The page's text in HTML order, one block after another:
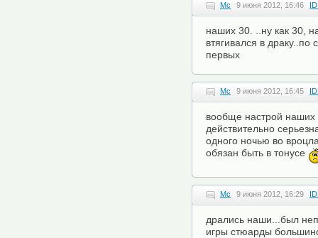
Mc 9 июня 2012, 16:46
наших 30. ..ну как 30,
втягивался в драку..по
первых
Mc 9 июня 2012, 16:45
вообще настрой наших
действительно
одного ночью во
обязан быть в тонусе
Mc 9 июня 2012, 16:29
дрались наши...был
игры стюарды